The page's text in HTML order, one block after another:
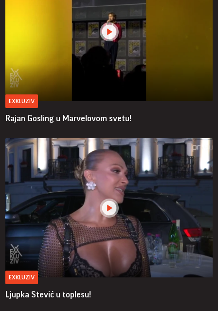
EXKLUZIV
Rajan Gosling u Marvelovom svetu!
EXKLUZIV
Ljupka Stević u toplesu!